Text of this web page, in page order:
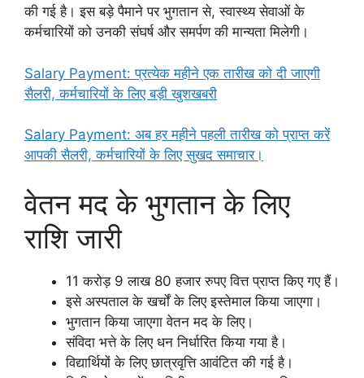
की गई है। इस बड़े पैमाने पर भुगतान से, स्वास्थ्य सेवाओं के
कर्मचारियों को उनकी संघर्ष और समर्पण की मान्यता मिलेगी।
Salary Payment: प्रत्येक महीने एक तारीख को दी जाएगी
सैलरी, कर्मचारियों के लिए बड़ी खुशखबरी
Salary Payment: अब हर महीने पहली तारीख को प्राप्त करें
आपकी सैलरी, कर्मचारियों के लिए सुखद समाचार।
वेतन मद के भुगतान के लिए
राशि जारी
11 करोड़ 9 लाख 80 हजार रुपए वित्त प्राप्त किए गए हैं।
इसे अस्पताल के खर्चों के लिए इस्तेमाल किया जाएगा।
भुगतान किया जाएगा वेतन मद के लिए।
संविदा भत्ते के लिए धन निर्धारित किया गया है।
विद्यार्थियों के लिए छात्रवृत्ति आवंटित की गई है।